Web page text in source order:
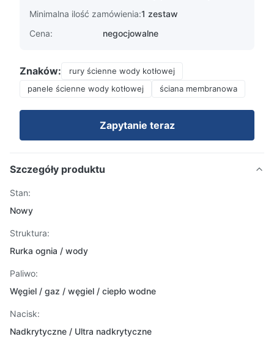
Minimalna ilość zamówienia:1 zestaw
Cena:
negocjowalne
Znaków:
rury ścienne wody kotłowej
panele ścienne wody kotłowej
ściana membranowa
Zapytanie teraz
Szczegóły produktu
Stan:
Nowy
Struktura:
Rurka ognia / wody
Paliwo:
Węgiel / gaz / węgiel / ciepło wodne
Nacisk:
Nadkrytyczne / Ultra nadkrytyczne